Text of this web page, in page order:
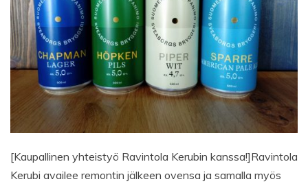
[Kaupallinen yhteistyö Ravintola Kerubin kanssa!]Ravintola
Kerubi availee remontin jälkeen ovensa ja samalla myös